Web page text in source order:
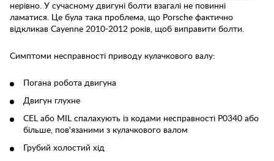
нерівно. У сучасному двигуні болти взагалі не повинні
ламатися. Це була така проблема, що Porsche фактично
відкликав Cayenne 2010-2012 років, щоб виправити болти.
Симптоми несправності приводу кулачкового валу:
Погана робота двигуна
Двигун глухне
CEL або MIL спалахують із кодами несправності P0340 або
більше, пов'язаними з кулачкового валом
Грубий холостий хід